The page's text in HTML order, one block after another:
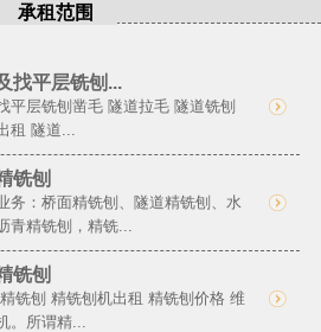
承租范围
找平层铣刨...
平层铣刨凿毛 隧道拉毛 隧道铣刨
租 隧道...
铣刨
务：桥面精铣刨、隧道精铣刨、水
青精铣刨，精铣...
铣刨
铣刨 精铣刨机出租 精铣刨价格 维
。所谓精...